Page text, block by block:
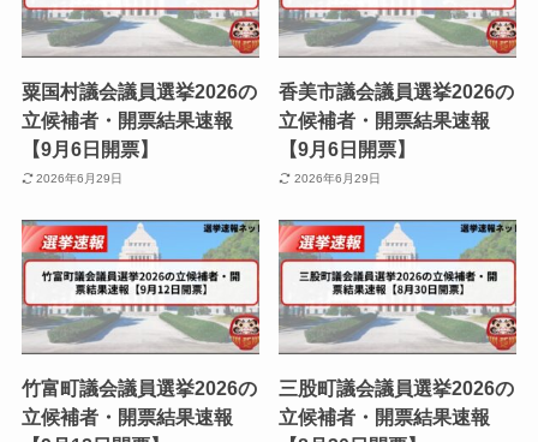
粟国村議会議員選挙2026の
立候補者・開票結果速報
【9月6日開票】
2026年6月29日
香美市議会議員選挙2026の
立候補者・開票結果速報
【9月6日開票】
2026年6月29日
竹富町議会議員選挙2026の
立候補者・開票結果速報
三股町議会議員選挙2026の
立候補者・開票結果速報